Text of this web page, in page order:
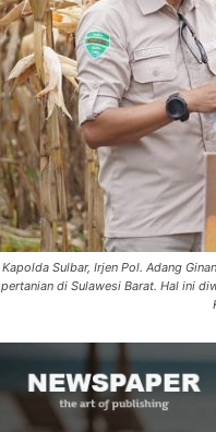
Kapolda Sulbar, Irjen Pol. Adang
pertanian di Sulawesi Barat. Hal ini